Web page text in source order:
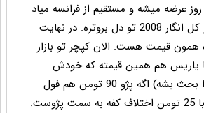
عرضه میشه و مستقیم از فرانسه میاد
خب سرتره ولی در کل انگار 2008 تو دل بروتره. در نهایت
همون قیمت هست. الان کپچر تو بازار
یاریس هم همین قیمته که خودش
میتونه به طور جدا بحث بشه) اگه پژو 90 تومن هم فول
آپشن باشه، خب با 25 تومن اختلاف کفه به سمت پژوست.